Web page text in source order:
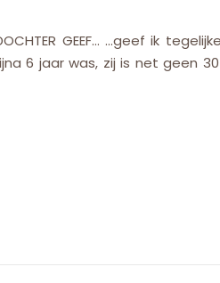
GEEF… …geef ik
6 jaar was, zij is net geen